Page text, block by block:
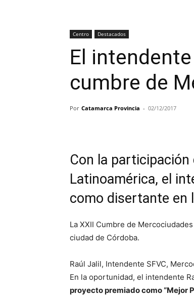
Centro Destacados
El
cumbre de
Por Catamarca Provincia - 02/12/2017
Con la
Latinoamérica, el
como disertante en
La XXII Cumbre de
ciudad de Córdoba.
Raúl Jalil, Intendente SFVC,
En la oportunidad, el intendente
proyecto premiado como “Mejor